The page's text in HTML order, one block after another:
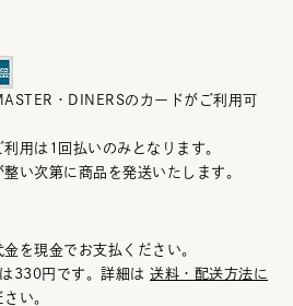
・DINERSのカードがご利用可
用は1回払いのみとなります。
整い次第に商品を発送いたします。
を現金でお支払ください。
は330円です。詳細は送料・配送方法に
い。